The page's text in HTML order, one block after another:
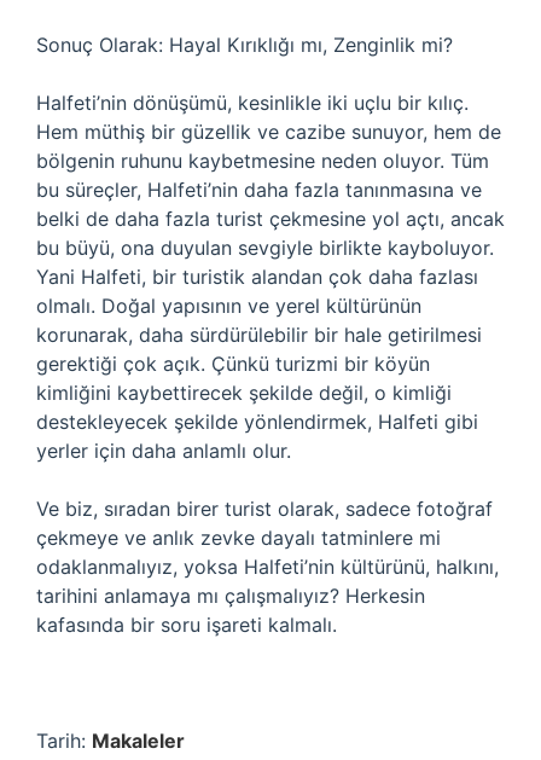
Sonuç Olarak: Hayal Kırıklığı mı, Zenginlik mi?
Halfeti’nin dönüşümü, kesinlikle iki uçlu bir kılıç.
Hem müthiş bir güzellik ve cazibe sunuyor, hem de
bölgenin ruhunu kaybetmesine neden oluyor. Tüm
bu süreçler, Halfeti’nin daha fazla tanınmasına ve
belki de daha fazla turist çekmesine yol açtı, ancak
bu büyü, ona duyulan sevgiyle birlikte kayboluyor.
Yani Halfeti, bir turistik alandan çok daha fazlası
olmalı. Doğal yapısının ve yerel kültürünün
korunarak, daha sürdürülebilir bir hale getirilmesi
gerektiği çok açık. Çünkü turizmi bir köyün
kimliğini kaybettirecek şekilde değil, o kimliği
destekleyecek şekilde yönlendirmek, Halfeti gibi
yerler için daha anlamlı olur.
Ve biz, sıradan birer turist olarak, sadece fotoğraf
çekmeye ve anlık zevke dayalı tatminlere mi
odaklanmalıyız, yoksa Halfeti’nin kültürünü, halkını,
tarihini anlamaya mı çalışmalıyız? Herkesin
kafasında bir soru işareti kalmalı.
Tarih: Makaleler